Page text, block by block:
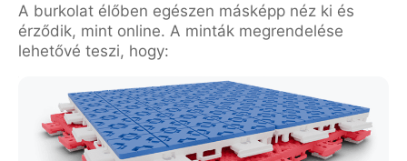
A burkolat élőben egészen másképp néz ki és
érződik, mint online. A minták megrendelése
lehetővé teszi, hogy: